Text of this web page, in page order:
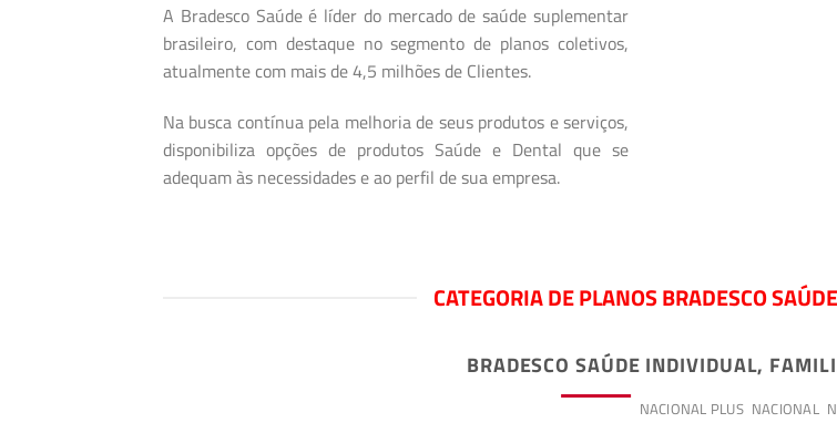
A Bradesco Saúde é líder do mercado de saúde suplementar
brasileiro, com destaque no segmento de planos coletivos,
atualmente com mais de 4,5 milhões de Clientes.
Na busca contínua pela melhoria de seus produtos e serviços,
disponibiliza opções de produtos Saúde e Dental que se
adequam às necessidades e ao perfil de sua empresa.
CATEGORIA DE PLANOS BRADESCO
BRADESCO SAÚDE INDIVIDUAL,
NACIONAL PLUS NACIONAL